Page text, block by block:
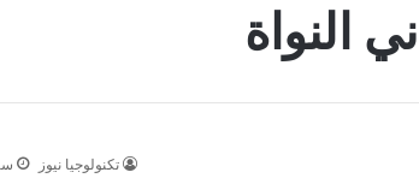
النواة
تكنولوجيا نيوز